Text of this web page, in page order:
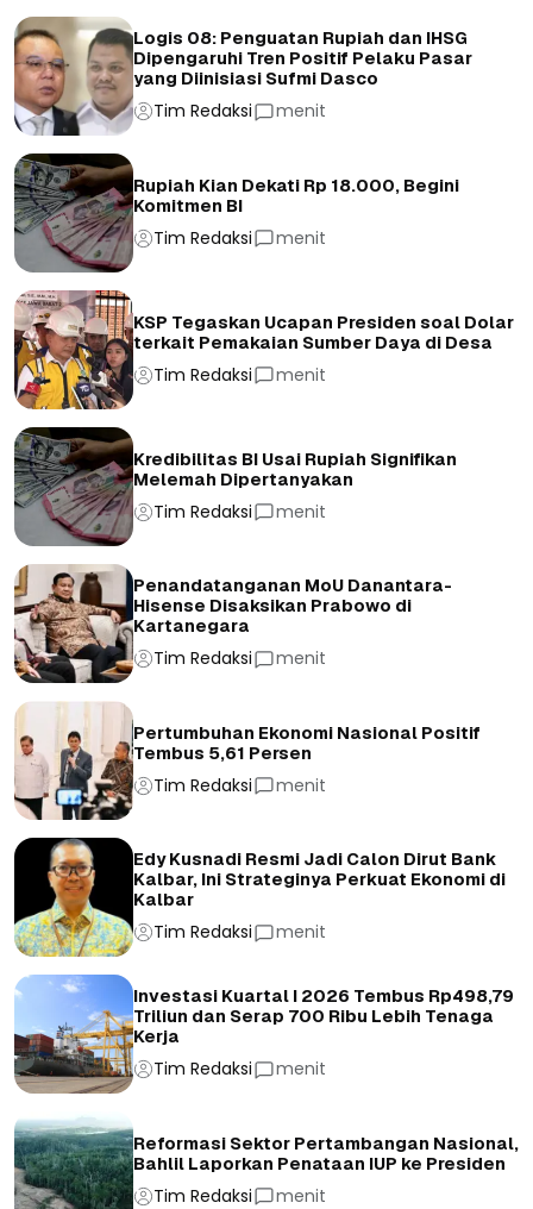
Logis 08: Penguatan Rupiah dan IHSG
Dipengaruhi Tren Positif Pelaku Pasar
yang Diinisiasi Sufmi Dasco
Tim Redaksi menit
Rupiah Kian Dekati Rp 18.000, Begini
Komitmen BI
Tim Redaksi menit
KSP Tegaskan Ucapan Presiden soal Dolar
terkait Pemakaian Sumber Daya di Desa
Tim Redaksi menit
Kredibilitas BI Usai Rupiah Signifikan
Melemah Dipertanyakan
Tim Redaksi menit
Penandatanganan MoU Danantara-
Hisense Disaksikan Prabowo di
Kartanegara
Tim Redaksi menit
Pertumbuhan Ekonomi Nasional Positif
Tembus 5,61 Persen
Tim Redaksi menit
Edy Kusnadi Resmi Jadi Calon Dirut Bank
Kalbar, Ini Strateginya Perkuat Ekonomi di
Kalbar
Tim Redaksi menit
Investasi Kuartal I 2026 Tembus Rp498,79
Triliun dan Serap 700 Ribu Lebih Tenaga
Kerja
Tim Redaksi menit
Reformasi Sektor Pertambangan Nasional,
Bahlil Laporkan Penataan IUP ke Presiden
Tim Redaksi menit